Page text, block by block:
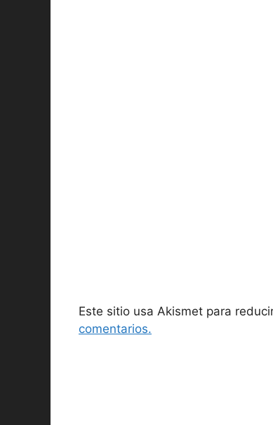
Este sitio usa Akismet para
comentarios.